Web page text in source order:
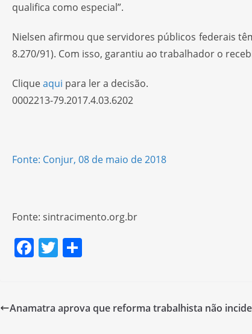
qualifica como especial”.
Nielsen afirmou que servidores públicos federais
8.270/91). Com isso, garantiu ao trabalhador o
Cliqueaqui para ler a decisão.
0002213-79.2017.4.03.6202
Fonte: Conjur, 08 de maio de 2018
Fonte: sintracimento.org.br
F
e
T
er e
Anamatra aprova que reforma trabalhista não